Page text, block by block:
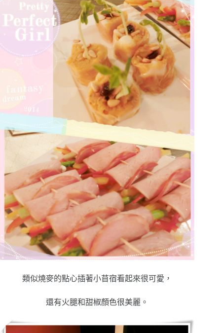
類似燒麥的點心插著小苜宿看起來很可愛，
還有火腿和甜椒顏色很美麗。